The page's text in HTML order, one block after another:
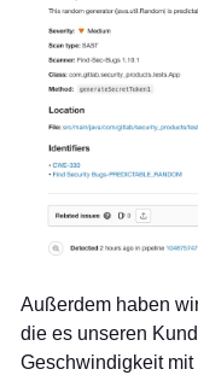
Außerdem haben
die es unseren
Geschwindigkeit